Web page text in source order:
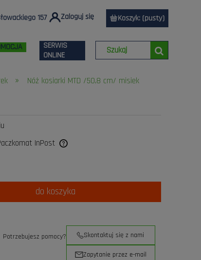
157 Zaloguj się Koszyk: (pusty)
SERWIS
ONLINE
» Nóż kosiarki MTD /50,8 cm/ misiek
InPost
kosztów
do koszyka
Potrzebujesz pomocy? Skontaktuj się z nami
Zapytanie przez e-mail